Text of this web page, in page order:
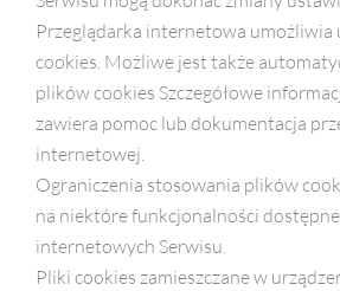
Przeglądarka internetowa umożliwia
cookies. Możliwe jest także
plików cookies Szczegółowe
zawiera pomoc lub dokumentacja
internetowej.
Ograniczenia stosowania plików
na niektóre funkcjonalności
internetowych Serwisu.
Pliki cookies zamieszczane w